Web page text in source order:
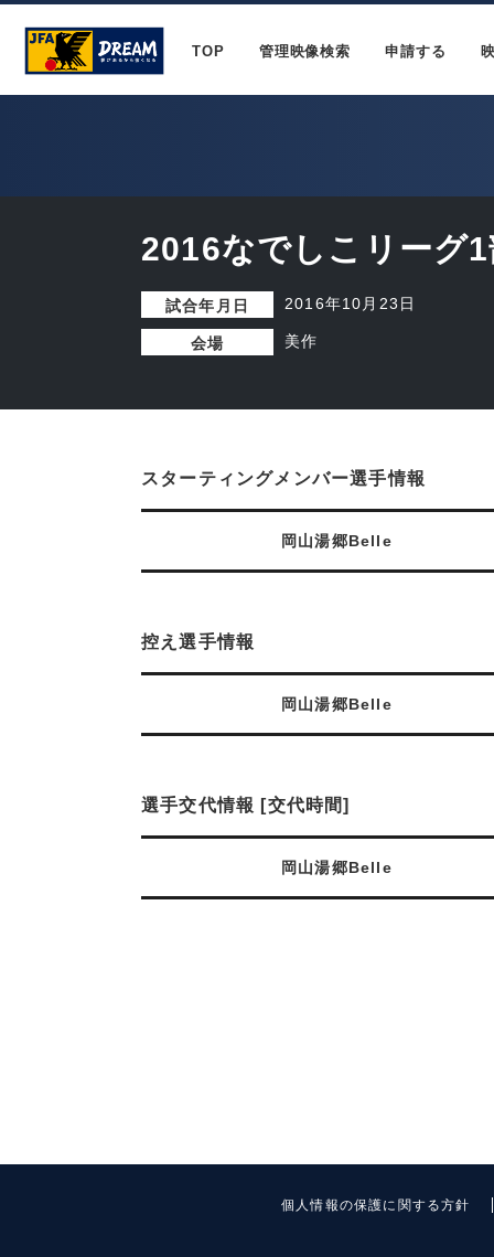
TOP 管理映像検索 申請する
2016なでしこリーグ
試合年月日 2016年10月23日
会場 美作
スターティングメンバー選手情報
岡山湯郷Belle
控え選手情報
岡山湯郷Belle
選手交代情報 [交代時間]
岡山湯郷Belle
個人情報の保護に関する方針